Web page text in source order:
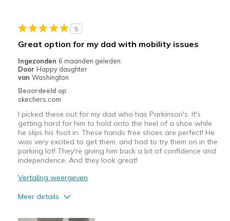
Feels true to width
Sizing
Feels true to size
View On Shoes
I'm Really Into Shoes
5
Great option for my dad with mobility issues
Ingezonden 6 maanden geleden
Door Happy daughter
van Washington
Beoordeeld op
skechers.com
I picked these out for my dad who has Parkinson's. It's
getting hard for him to hold onto the heel of a shoe while
he slips his foot in. These hands free shoes are perfect! He
was very excited to get them, and had to try them on in the
parking lot! They're giving him back a bit of confidence and
independence. And they look great!
Vertaling weergeven
Meer details